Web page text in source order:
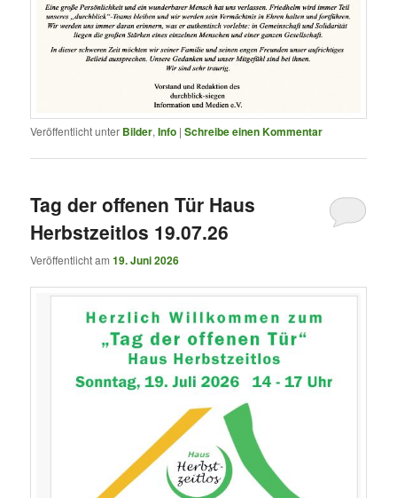
Veröffentlicht unter Bilder,Info |Schreibe einen Kommentar
Tag der offenen Tür Haus
Herbstzeitlos 19.07.26
Veröffentlicht am19. Juni 2026